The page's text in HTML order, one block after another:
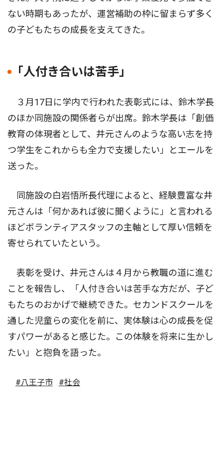
ない時期もあったが、運営補助の枠に留まらず多く
の子どもたちの成長を支えてきた。
｢人付き合いは苦手｣
３月17日に学内で行われた表彰式には、鈴木学長
のほか同施設の関係者らが出席。鈴木学長は「創価
教育の体現者として、井元さんのような高い志を持
つ学生をこれからも全力で支援したい」とエールを
送った。
同施設の白岩悟所長代理によると、経験豊富な井
元さんは「何かあれば彼に聞くように」と言われる
ほどボランティアスタッフの主軸として厚い信頼を
寄せられていたという。
表彰を受け、井元さんは４月から教職の道に進む
ことを報告し、「人付き合いは苦手な方だが、子ど
もたちのおかげで継続できた。セカンドスクールを
通した児童らの変化を前に、実体験は心の成長を促
すパワーがあると感じた。この体験を将来に生かし
たい」と抱負を語った。
#八王子市 #社会